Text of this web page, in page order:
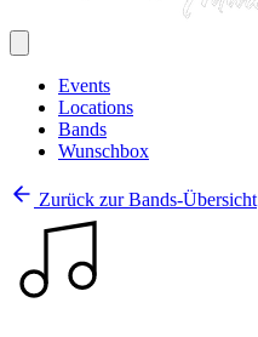
Events
Locations
Bands
Wunschbox
Zurück zur Bands-Übersicht